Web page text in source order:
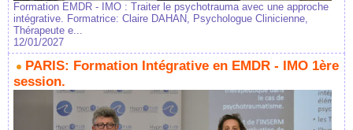
Formation EMDR - IMO : Traiter le psychotrauma avec une approche
intégrative. Formatrice: Claire DAHAN, Psychologue Clinicienne,
Thérapeute e...
12/01/2027
PARIS: Formation Intégrative en EMDR - IMO 1ère
session.